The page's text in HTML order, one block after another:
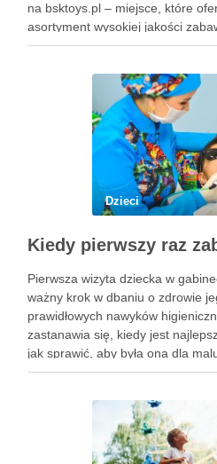
na bsktoys.pl – miejsce, które
asortyment wysokiej jakości
bezpieczeństwa i trwałości.
Dzieci
Pierwsza wizyta dziecka w
ważny krok w dbaniu o zdrowie
prawidłowych nawyków
zastanawia się, kiedy jest
jak sprawić, aby była ona dla
doświadczeniem. Na te pytania